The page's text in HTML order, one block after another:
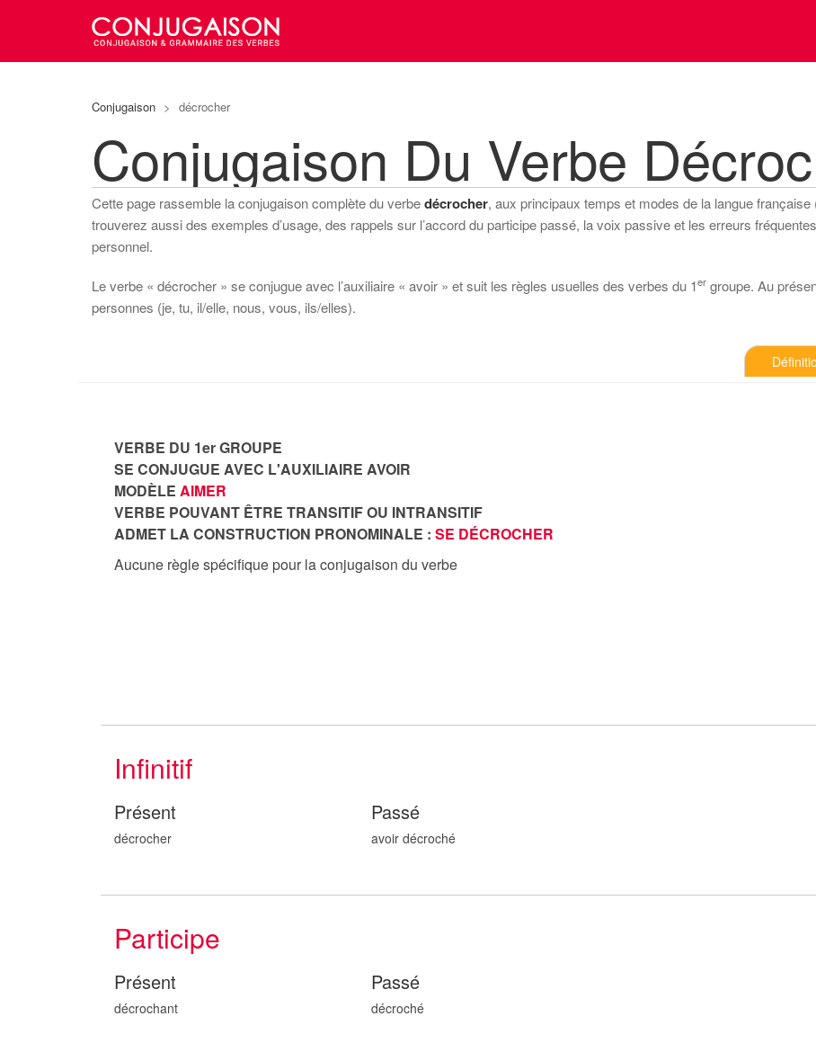
Conjugaison > décrocher
Conjugaison Du Verbe
Cette page rassemble la conjugaison complète du verbedécrocher, aux principaux temps et modes de la langue
trouverez aussi des exemples d’usage, des rappels sur l’accord du participe passé, la voix passive et les erreurs
personnel.
Le verbe « décrocher » se conjugue avec l’auxiliaire « avoir » et suit les règles usuelles des verbes du 1er groupe. Au
personnes (je, tu, il/elle, nous, vous, ils/elles).
VERBE DU 1er GROUPE
SE CONJUGUE AVEC L'AUXILIAIRE AVOIR
MODÈLE AIMER
VERBE POUVANT ÊTRE TRANSITIF OU INTRANSITIF
ADMET LA CONSTRUCTION PRONOMINALE : SE DÉCROCHER
Aucune règle spécifique pour la conjugaison du verbe
Infinitif
Présent
décrocher
Passé
avoir décroché
Participe
Présent
décrochant
Passé
décroché